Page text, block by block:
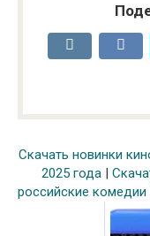
Скачать новинки
2025 года
российские комедии